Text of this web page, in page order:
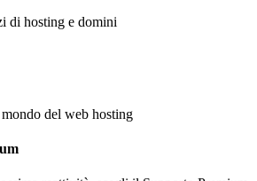
di hosting e domini
del web hosting